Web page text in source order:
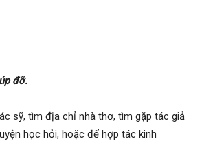
đỡ.
sỹ, tìm địa chỉ nhà thơ, tìm gặp tác giả
học hỏi, hoặc để hợp tác kinh